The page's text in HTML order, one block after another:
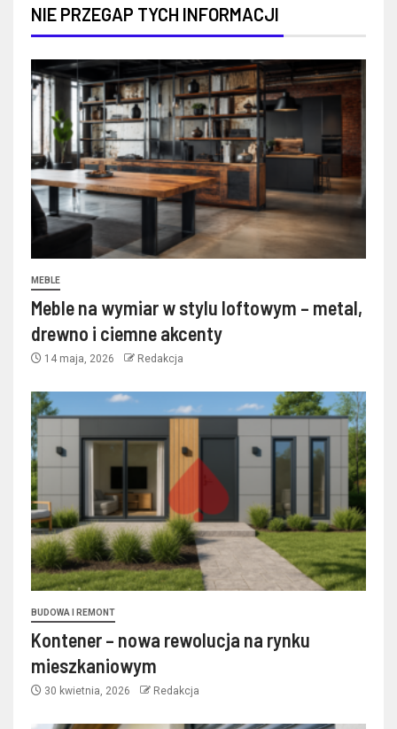
NIE PRZEGAP TYCH INFORMACJI
MEBLE
Meble na wymiar w stylu loftowym – metal,
drewno i ciemne akcenty
14 maja, 2026 Redakcja
BUDOWA I REMONT
Kontener – nowa rewolucja na rynku
mieszkaniowym
30 kwietnia, 2026 Redakcja